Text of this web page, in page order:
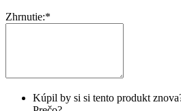
Zhrnutie:*
Kúpil by si si tento produkt